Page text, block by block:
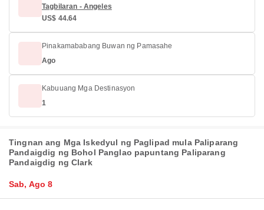
Tagbilaran - Angeles
US$ 44.64
Pinakamababang Buwan ng Pamasahe
Ago
Kabuuang Mga Destinasyon
1
Tingnan ang Mga Iskedyul ng Paglipad mula Paliparang
Pandaigdig ng Bohol Panglao papuntang Paliparang
Pandaigdig ng Clark
Sab, Ago 8